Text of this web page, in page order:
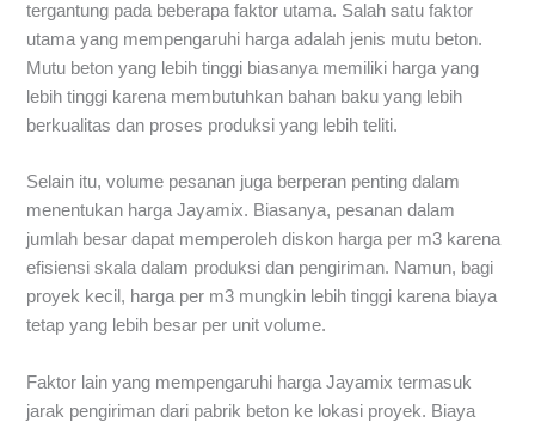
tergantung pada beberapa faktor utama. Salah satu faktor
utama yang mempengaruhi harga adalah jenis mutu beton.
Mutu beton yang lebih tinggi biasanya memiliki harga yang
lebih tinggi karena membutuhkan bahan baku yang lebih
berkualitas dan proses produksi yang lebih teliti.
Selain itu, volume pesanan juga berperan penting dalam
menentukan harga Jayamix. Biasanya, pesanan dalam
jumlah besar dapat memperoleh diskon harga per m3 karena
efisiensi skala dalam produksi dan pengiriman. Namun, bagi
proyek kecil, harga per m3 mungkin lebih tinggi karena biaya
tetap yang lebih besar per unit volume.
Faktor lain yang mempengaruhi harga Jayamix termasuk
jarak pengiriman dari pabrik beton ke lokasi proyek. Biaya